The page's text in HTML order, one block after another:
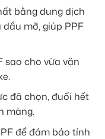
bằng dung dịch
mỡ, giúp PPF
sao cho vừa vặn
đã chọn, đuổi hết
màng.
để đảm bảo tính